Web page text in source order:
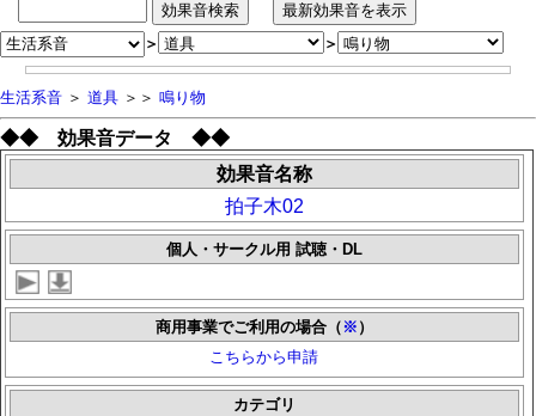
＞ ＞
生活系音 ＞ 道具 ＞＞ 鳴り物
◆◆ 効果音データ ◆◆
効果音名称
拍子木02
個人・サークル用 試聴・DL
商用事業でご利用の場合（ ※ ）
こちらから申請
カテゴリ